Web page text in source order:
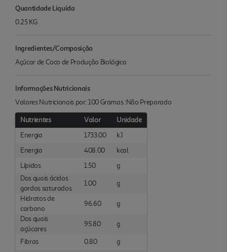
Quantidade Liquida
0.25 KG
Ingredientes/Composição
Açúcar de Coco de Produção Biológica
Informações Nutricionais
Valores Nutricionais por: 100 Gramas :Não Preparado
Nutrientes Valor
Unidade
Energia
1733.00
kJ
Energia
408.00
kcal
Lípidos
1.50
g
Dos quais ácidos
gordos saturados
1.00
g
Hidratos de
carbono
96.60
g
Dos quais
açúcares
95.80 g
Fibras 0.80
g